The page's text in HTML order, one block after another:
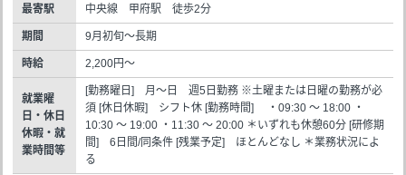
最寄駅 中央線 甲府駅 徒歩2分
期間 9月初旬～長期
時給 2,200円～
就業曜
日・休日
休暇・就
業時間等
[勤務曜日] 月～日 週5日勤務 ※土曜または日曜の勤務が必
須 [休日休暇] シフト休 [勤務時間] ・09:30 ～ 18:00 ・
10:30 ～ 19:00 ・11:30 ～ 20:00 ＊いずれも休憩60分 [研修期
間] 6日間/同条件 [残業予定] ほとんどなし ＊業務状況によ
る